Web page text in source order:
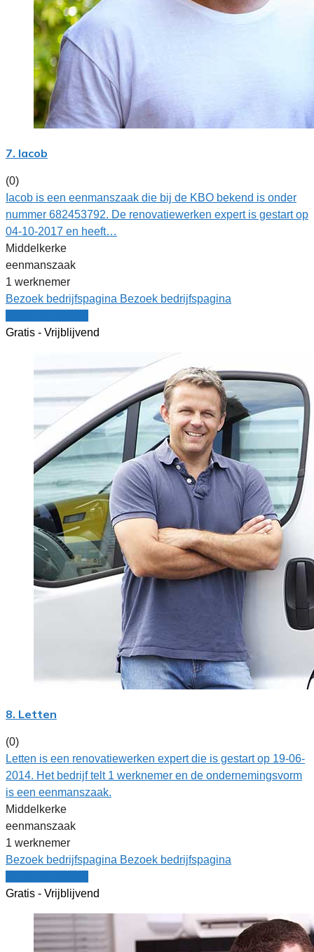
7. Iacob
(0)
Iacob is een eenmanszaak die bij de KBO bekend is onder
nummer 682453792. De renovatiewerken expert is gestart op
04-10-2017 en heeft…
Middelkerke
eenmanszaak
1 werknemer
Bezoek bedrijfspagina Bezoek bedrijfspagina
Gratis - Vrijblijvend
8. Letten
(0)
Letten is een renovatiewerken expert die is gestart op 19-06-
2014. Het bedrijf telt 1 werknemer en de ondernemingsvorm
is een eenmanszaak.
Middelkerke
eenmanszaak
1 werknemer
Bezoek bedrijfspagina Bezoek bedrijfspagina
Gratis - Vrijblijvend